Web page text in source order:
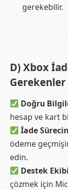
gerekebilir.
D) Xbox
Gerekenler
Doğru
hesap ve kart
İade
ödeme
edin.
Destek
çözmek için